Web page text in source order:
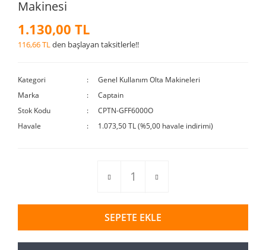
Makinesi
1.130,00 TL
116,66 TLden başlayan taksitlerle!!
Kategori
Genel Kullanım Olta Makineleri
Marka
Captain
Stok Kodu
CPTN-GFF6000O
Havale
1.073,50 TL (%5,00 havale indirimi)
SEPETE EKLE